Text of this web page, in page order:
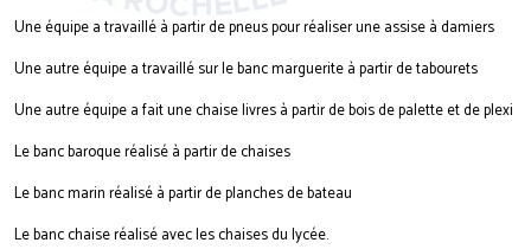
Une équipe a travaillé à partir de pneus pour réaliser une assise à damiers
Une autre équipe a travaillé sur le banc marguerite à partir de tabourets
Une autre équipe a fait une chaise livres à partir de bois de palette et de plexi
Le banc baroque réalisé à partir de chaises
Le banc marin réalisé à partir de planches de bateau
Le banc chaise réalisé avec les chaises du lycée.